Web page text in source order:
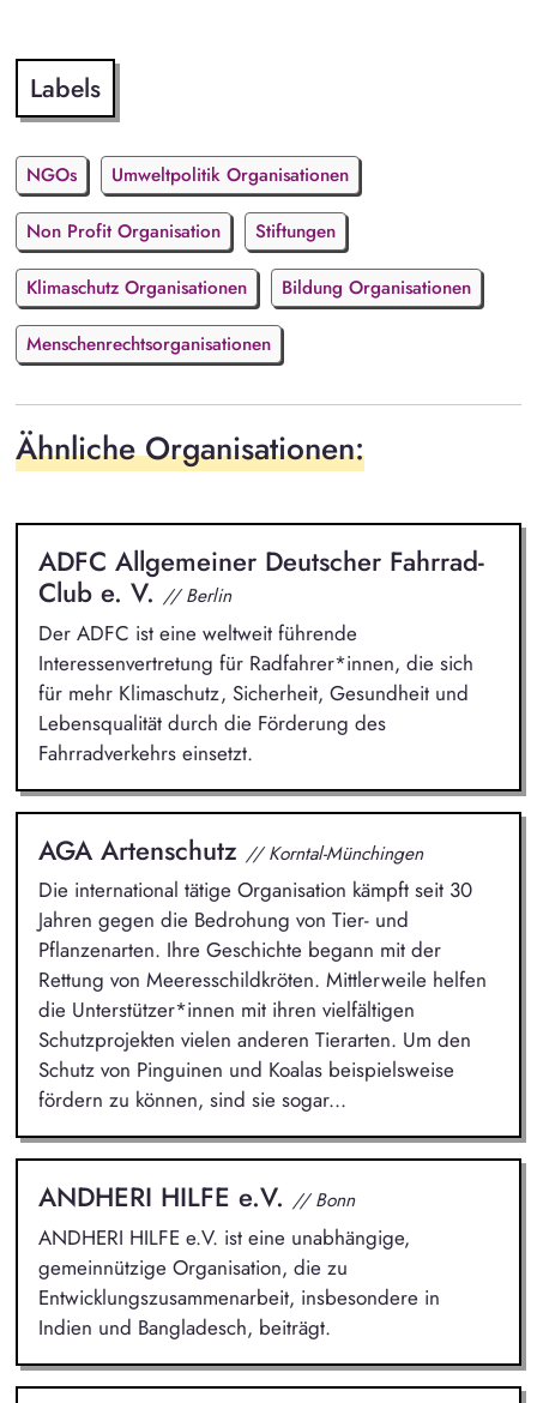
Labels
NGOs Umweltpolitik Organisationen
Non Profit Organisation Stiftungen
Klimaschutz Organisationen Bildung Organisationen
Menschenrechtsorganisationen
Ähnliche Organisationen:
ADFC Allgemeiner Deutscher Fahrrad-
Club e. V. // Berlin
Der ADFC ist eine weltweit führende
Interessenvertretung für Radfahrer*innen, die sich
für mehr Klimaschutz, Sicherheit, Gesundheit und
Lebensqualität durch die Förderung des
Fahrradverkehrs einsetzt.
AGA Artenschutz // Korntal-Münchingen
Die international tätige Organisation kämpft seit 30
Jahren gegen die Bedrohung von Tier- und
Pflanzenarten. Ihre Geschichte begann mit der
Rettung von Meeresschildkröten. Mittlerweile helfen
die Unterstützer*innen mit ihren vielfältigen
Schutzprojekten vielen anderen Tierarten. Um den
Schutz von Pinguinen und Koalas beispielsweise
fördern zu können, sind sie sogar...
ANDHERI HILFE e.V. // Bonn
ANDHERI HILFE e.V. ist eine unabhängige,
gemeinnützige Organisation, die zu
Entwicklungszusammenarbeit, insbesondere in
Indien und Bangladesch, beiträgt.